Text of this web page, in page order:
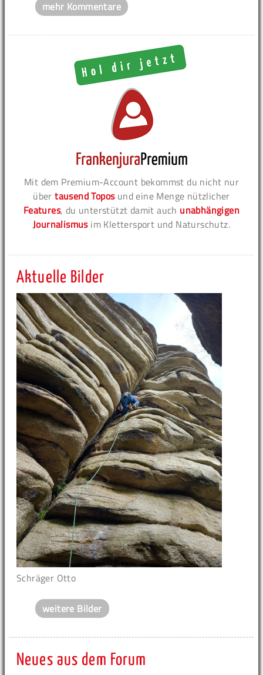
mehr Kommentare
Mit dem Premium-Account bekommst du nicht nur
übertausend Toposund eine Menge nützlicher
Features, du unterstützt damit auch unabhängigen
Journalismusim Klettersport und Naturschutz.
Aktuelle Bilder
Schräger Otto
weitere Bilder
Neues aus dem Forum